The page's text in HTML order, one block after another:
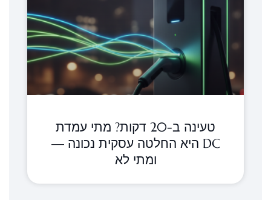
טעינה ב-20 דקות? מתי עמדת
DC היא החלטה עסקית נכונה —
ומתי לא